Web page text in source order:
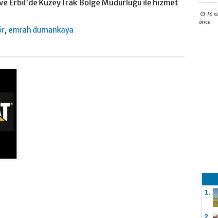
Erbil’de Kuzey Irak Bölge Müdürlüğü ile hizmet
, emrah dumankaya
16
önce
1.